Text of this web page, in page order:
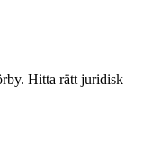
Hitta rätt juridisk